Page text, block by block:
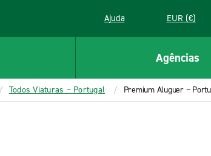
Ajuda EUR (€)
Agências
Todos Viaturas – Portugal Premium Aluguer –